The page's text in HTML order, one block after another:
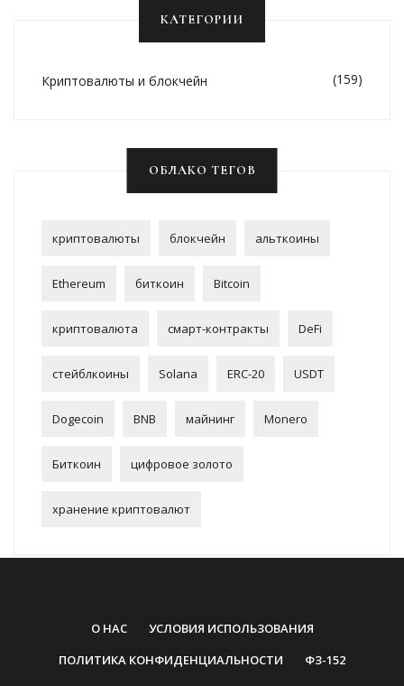
КАТЕГОРИИ
Криптовалюты и блокчейн (159)
ОБЛАКО ТЕГОВ
криптовалюты блокчейн альткоины
Ethereum биткоин Bitcoin
криптовалюта смарт-контракты DeFi
стейблкоины Solana ERC-20 USDT
Dogecoin BNB майнинг Monero
Биткоин цифровое золото
хранение криптовалют
О НАС
УСЛОВИЯ ИСПОЛЬЗОВАНИЯ
ПОЛИТИКА КОНФИДЕНЦИАЛЬНОСТИ
ФЗ-152